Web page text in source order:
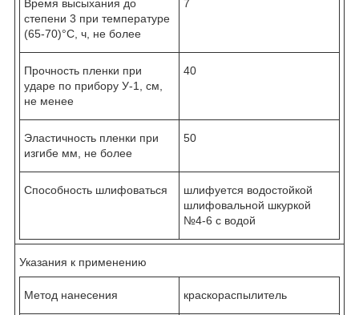
Время высыхания до
степени 3 при температуре
(65-70)°С, ч, не более
7
Прочность пленки при
ударе по прибору У-1, см,
не менее
40
Эластичность пленки при
изгибе мм, не более
50
Способность шлифоваться
шлифуется водостойкой
шлифовальной шкуркой
№4-6 с водой
Указания к применению
Метод нанесения краскораспылитель